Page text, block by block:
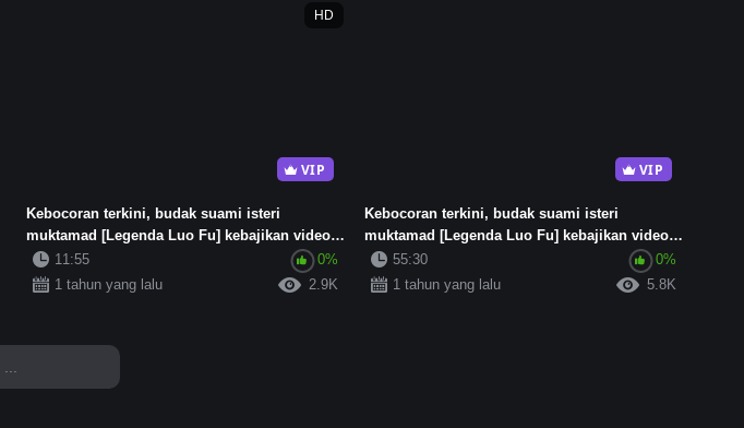
VIP
HD
Kebocoran terkini, budak suami isteri
muktamad [Legenda Luo Fu] kebajikan video
pa... 11:55
0%
1 tahun yang lalu
2.9K
VIP
Kebocoran terkini, budak suami isteri
muktamad [Legenda Luo Fu] kebajikan video
pa... 55:30
0%
1 tahun yang lalu
5.8K